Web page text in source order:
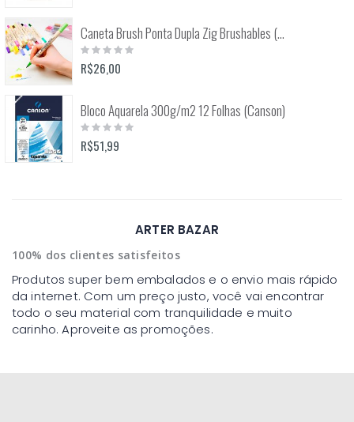
Caneta Brush Ponta Dupla Zig Brushables (Kuretake)
Rating:
0%
R$26,00
Bloco Aquarela 300g/m2 12 Folhas (Canson)
Rating:
0%
R$51,99
ARTER BAZAR
100% dos clientes satisfeitos
Produtos super bem embalados e o envio mais rápido
da internet. Com um preço justo, você vai encontrar
todo o seu material com tranquilidade e muito
carinho. Aproveite as promoções.